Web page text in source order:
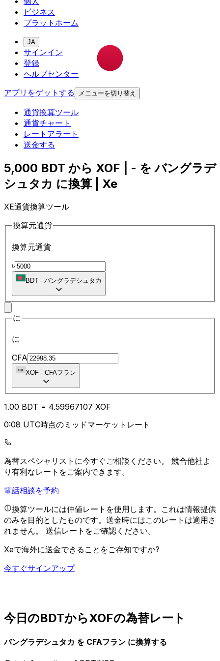
ビジネス
プラットホーム
JA
サインイン
登録
ヘルプセンター
アプリをゲットする
メニューを切り替え
通貨換算ツール
通貨チャート
レートアラート
送金する
5,000 BDT から XOF | - を バングラデ
シュタカ に換算 | Xe
XE通貨換算ツール
換算元通貨
換算元通貨
৳
BDT - バングラデシュタカ
に
に
CFA
XOF - CFAフラン
1.00 BDT = 4.59967107 XOF
0:08 UTC時点のミッドマーケットレート
為替スペシャリストに今すぐご相談ください。 競合他社よ
り有利なレートをご案内できます。
電話相談を予約
換算ツールには仲値レートを使用します。これは情報提供
のみを目的としたものです。送金時にはこのレートは適用さ
れません。 送信レートをご確認ください。
Xeで海外に送金できることをご存知ですか?
今すぐサインアップ
今日のBDTからXOFの為替レート
バングラデシュタカ を CFAフラン に換算する